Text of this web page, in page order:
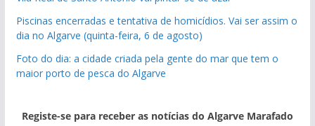
Piscinas encerradas e tentativa de homicídios. Vai ser assim o
dia no Algarve (quinta-feira, 6 de agosto)
Foto do dia: a cidade criada pela gente do mar que tem o
maior porto de pesca do Algarve
Registe-se para receber as notícias do Algarve Marafado